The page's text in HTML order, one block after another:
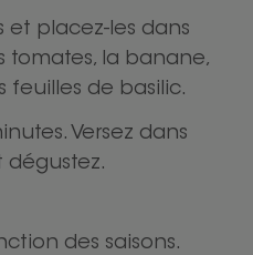
et placez-les dans
tomates, la banane,
feuilles de basilic.
Versez dans
dégustez.
des saisons.